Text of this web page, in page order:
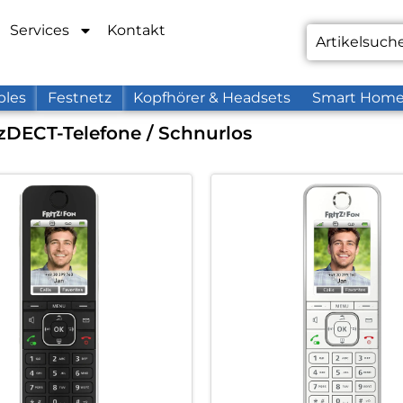
Services Kontakt
Festnetz Kopfhörer & Headsets Smart Home
DECT-Telefone / Schnurlos